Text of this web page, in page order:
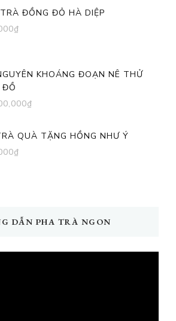
ĐỒNG ĐỎ HÀ DIỆP
₫
KHOÁNG ĐOẠN NÊ THỬ
ĐỒ
₫
QUÀ TẶNG HỒNG NHƯ Ý
₫
DẪN PHA TRÀ NGON